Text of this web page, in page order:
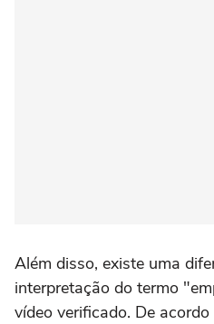
Além disso, existe uma
interpretação do termo
vídeo verificado. De